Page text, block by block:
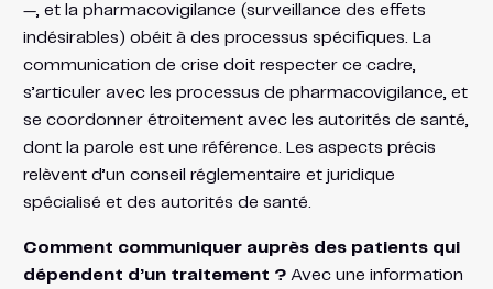
—, et la pharmacovigilance (surveillance des effets
indésirables) obéit à des processus spécifiques. La
communication de crise doit respecter ce cadre,
s’articuler avec les processus de pharmacovigilance, et
se coordonner étroitement avec les autorités de santé,
dont la parole est une référence. Les aspects précis
relèvent d’un conseil réglementaire et juridique
spécialisé et des autorités de santé.
Comment communiquer auprès des patients qui
dépendent d’un traitement ?Avec une information